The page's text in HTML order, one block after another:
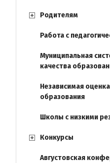
Родителям
Работа с
Муниципальная
качества
Независимая
образования
Школы с низкими
Конкурсы
Августовская